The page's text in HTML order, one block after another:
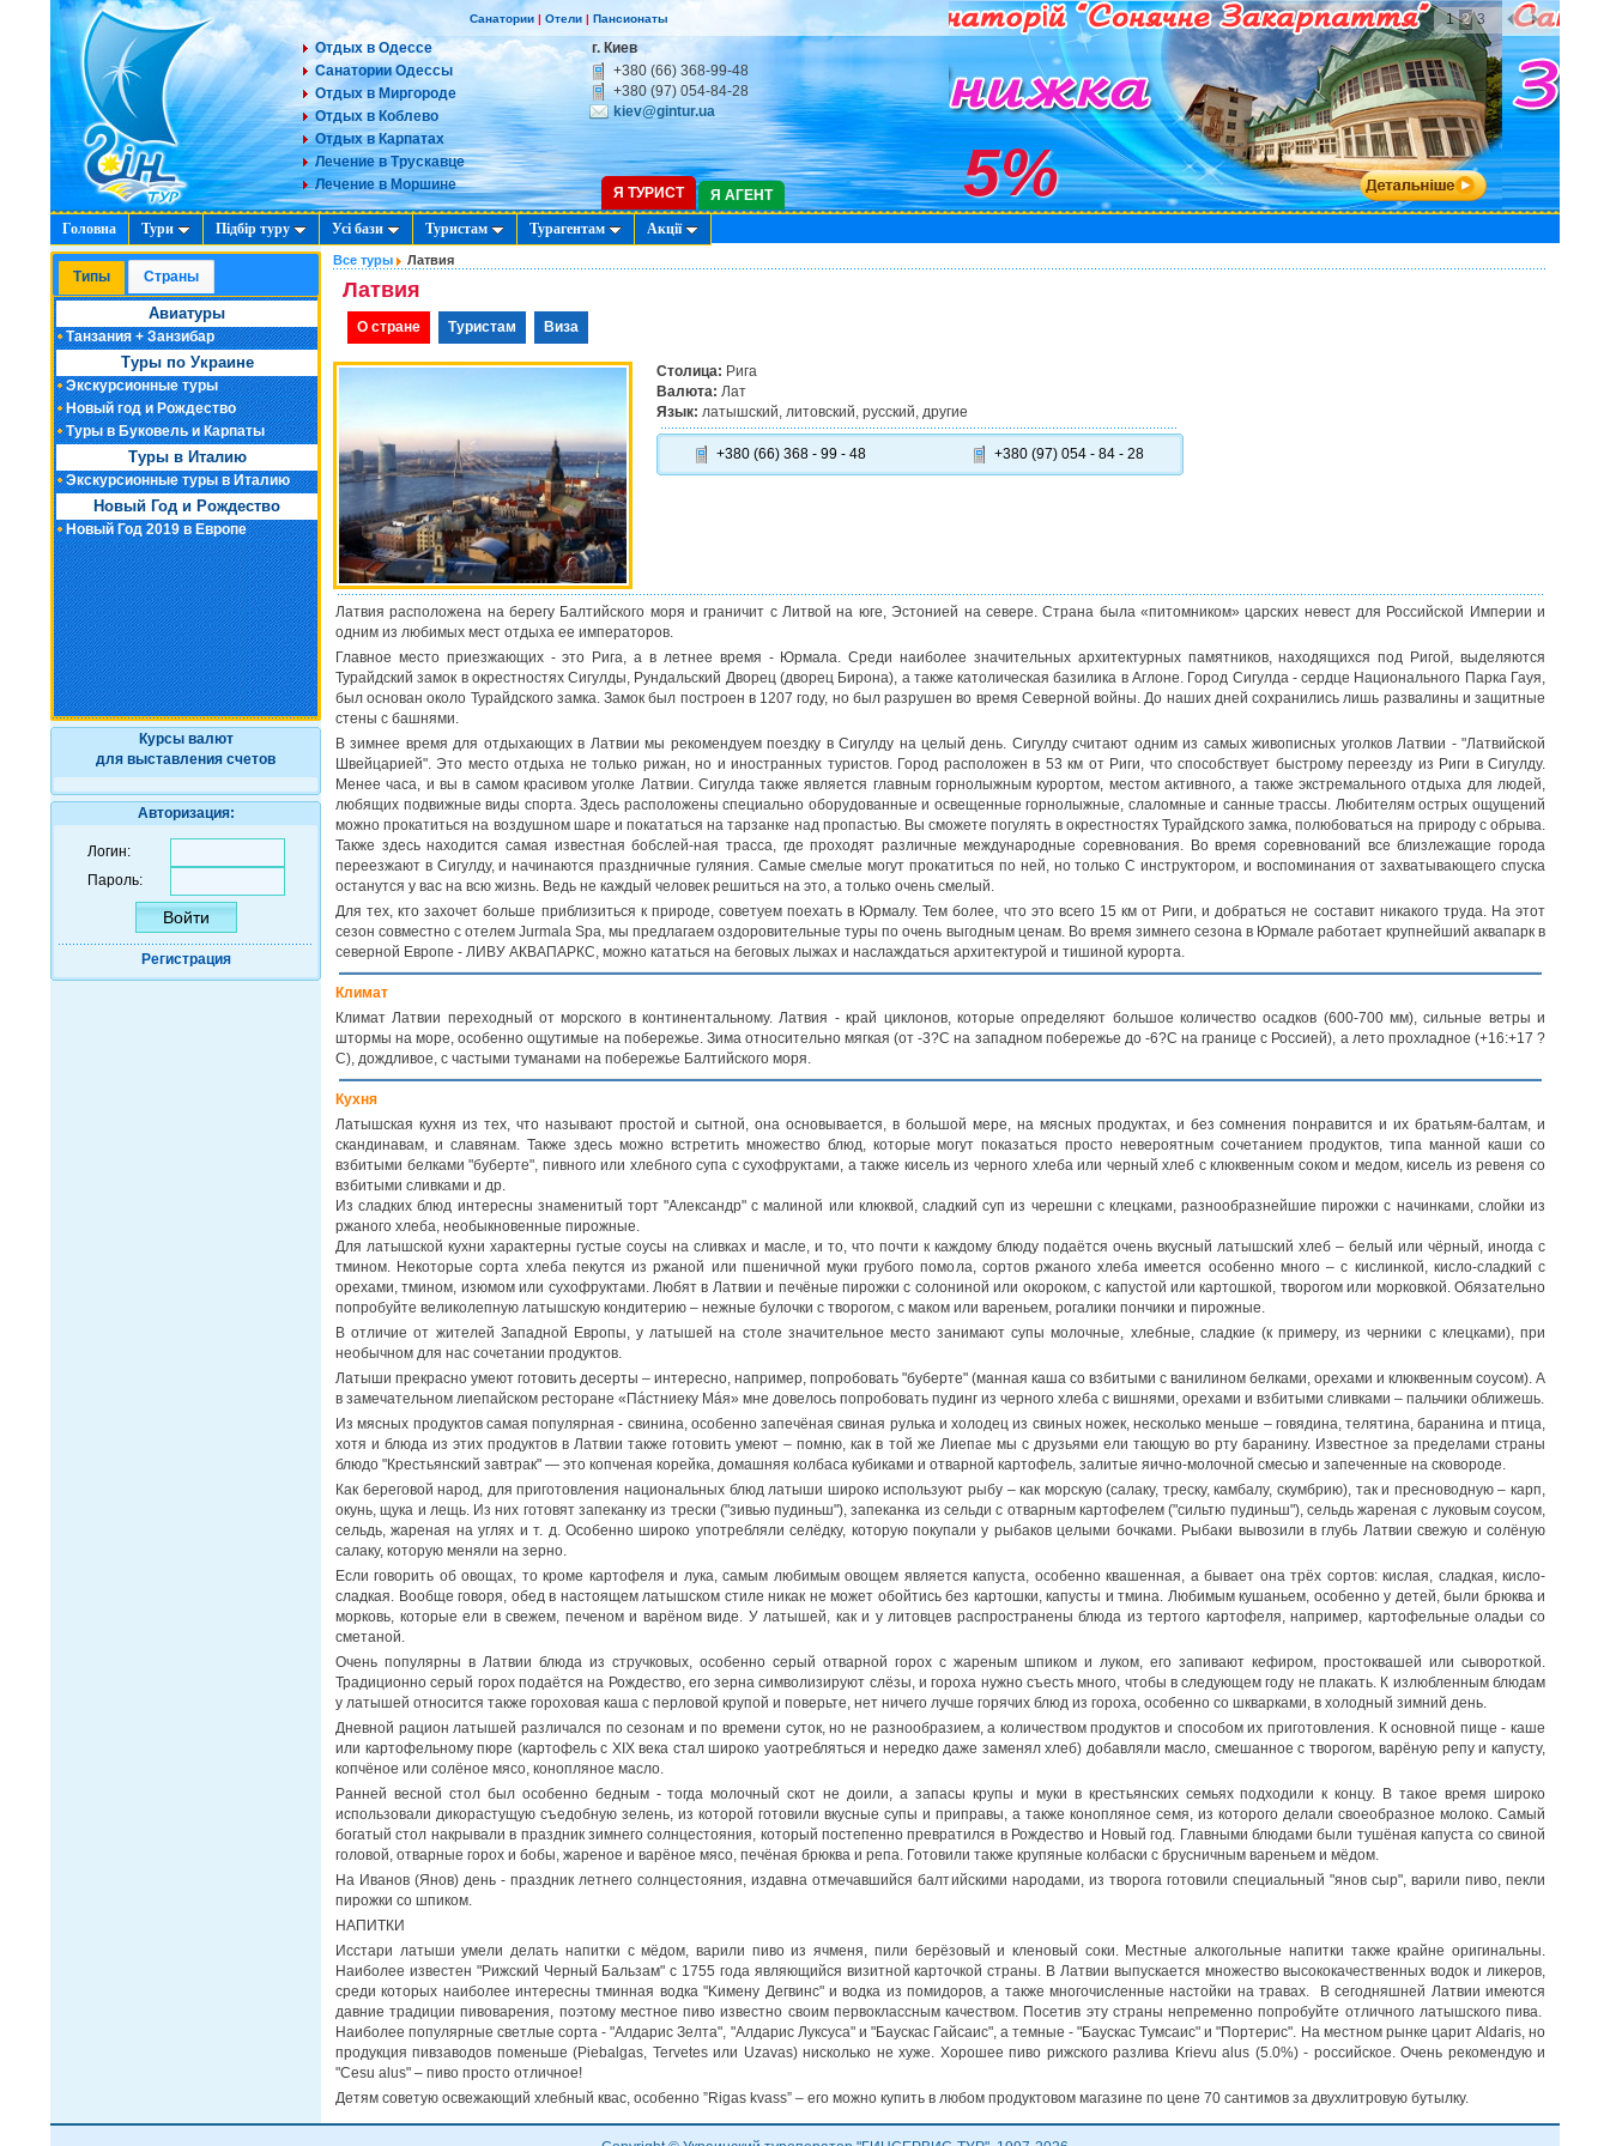
Санатории | Отели | Пансионаты
Я ТУРИСТ Я АГЕНТ
Отдых в Одессе
Санатории Одессы
Отдых в Миргороде
Отдых в Коблево
Отдых в Карпатах
Лечение в Трускавце
Лечение в Моршине
г. Киев
+380 (66) 368-99-48
+380 (97) 054-84-28
kiev@gintur.ua
5%
1 2 3
Головна Тури Підбір туру Усі бази Туристам Турагентам Акції
Типы Cтраны
Авиатуры
Танзания + Занзибар
Туры по Украине
Экскурсионные туры
Новый год и Рождество
Туры в Буковель и Карпаты
Туры в Италию
Экскурсионные туры в Италию
Новый Год и Рождество
Новый Год 2019 в Европе
Курсы валют
для выставления счетов
Авторизация:
Логин:
Пароль:
Регистрация
Все туры Латвия
Латвия
О стране Туристам Виза
Столица: Рига
Валюта: Лат
Язык: латышский, литовский, русский, другие
+380 (66) 368 - 99 - 48 +380 (97) 054 - 84 - 28
Латвия расположена на берегу Балтийского моря и граничит с Литвой на юге, Эстонией на севере. Страна была «питомником» царских невест для Российской Империи и
одним из любимых мест отдыха ее императоров.
Главное место приезжающих - это Рига, а в летнее время - Юрмала. Среди наиболее значительных архитектурных памятников, находящихся под Ригой, выделяются
Турайдский замок в окрестностях Сигулды, Рундальский Дворец (дворец Бирона), а также католическая базилика в Аглоне. Город Сигулда - сердце Национального Парка Гауя,
был основан около Турайдского замка. Замок был построен в 1207 году, но был разрушен во время Северной войны. До наших дней сохранились лишь развалины и защитные
стены с башнями.
В зимнее время для отдыхающих в Латвии мы рекомендуем поездку в Сигулду на целый день. Сигулду считают одним из самых живописных уголков Латвии - "Латвийской
Швейцарией". Это место отдыха не только рижан, но и иностранных туристов. Город расположен в 53 км от Риги, что способствует быстрому переезду из Риги в Сигулду.
Менее часа, и вы в самом красивом уголке Латвии. Сигулда также является главным горнолыжным курортом, местом активного, а также экстремального отдыха для людей,
любящих подвижные виды спорта. Здесь расположены специально оборудованные и освещенные горнолыжные, слаломные и санные трассы. Любителям острых ощущений
можно прокатиться на воздушном шаре и покататься на тарзанке над пропастью. Вы сможете погулять в окрестностях Турайдского замка, полюбоваться на природу с обрыва.
Также здесь находится самая известная бобслей-ная трасса, где проходят различные международные соревнования. Во время соревнований все близлежащие города
переезжают в Сигулду, и начинаются праздничные гуляния. Самые смелые могут прокатиться по ней, но только С инструктором, и воспоминания от захватывающего спуска
останутся у вас на всю жизнь. Ведь не каждый человек решиться на это, а только очень смелый.
Для тех, кто захочет больше приблизиться к природе, советуем поехать в Юрмалу. Тем более, что это всего 15 км от Риги, и добраться не составит никакого труда. На этот
сезон совместно с отелем Jurmala Spa, мы предлагаем оздоровительные туры по очень выгодным ценам. Во время зимнего сезона в Юрмале работает крупнейший аквапарк в
северной Европе - ЛИВУ АКВАПАРКС, можно кататься на беговых лыжах и наслаждаться архитектурой и тишиной курорта.
Климат
Климат Латвии переходный от морского в континентальному. Латвия - край циклонов, которые определяют большое количество осадков (600-700 мм), сильные ветры и
штормы на море, особенно ощутимые на побережье. Зима относительно мягкая (от -3?С на западном побережье до -6?С на границе с Россией), а лето прохладное (+16:+17 ?
С), дождливое, с частыми туманами на побережье Балтийского моря.
Кухня
Латышская кухня из тех, что называют простой и сытной, она основывается, в большой мере, на мясных продуктах, и без сомнения понравится и их братьям-балтам, и
скандинавам, и славянам. Также здесь можно встретить множество блюд, которые могут показаться просто невероятным сочетанием продуктов, типа манной каши со
взбитыми белками "буберте", пивного или хлебного супа с сухофруктами, а также кисель из черного хлеба или черный хлеб с клюквенным соком и медом, кисель из ревеня со
взбитыми сливками и др.
Из сладких блюд интересны знаменитый торт "Александр" с малиной или клюквой, сладкий суп из черешни с клецками, разнообразнейшие пирожки с начинками, слойки из
ржаного хлеба, необыкновенные пирожные.
Для латышской кухни характерны густые соусы на сливках и масле, и то, что почти к каждому блюду подаётся очень вкусный латышский хлеб – белый или чёрный, иногда с
тмином. Некоторые сорта хлеба пекутся из ржаной или пшеничной муки грубого помола, сортов ржаного хлеба имеется особенно много – с кислинкой, кисло-сладкий с
орехами, тмином, изюмом или сухофруктами. Любят в Латвии и печёные пирожки с солониной или окороком, с капустой или картошкой, творогом или морковкой. Обязательно
попробуйте великолепную латышскую кондитерию – нежные булочки с творогом, с маком или вареньем, рогалики пончики и пирожные.
В отличие от жителей Западной Европы, у латышей на столе значительное место занимают супы молочные, хлебные, сладкие (к примеру, из черники с клецками), при
необычном для нас сочетании продуктов.
Латыши прекрасно умеют готовить десерты – интересно, например, попробовать "буберте" (манная каша со взбитыми с ванилином белками, орехами и клюквенным соусом). А
в замечательном лиепайском ресторане «Пáстниеку Мáя» мне довелось попробовать пудинг из черного хлеба с вишнями, орехами и взбитыми сливками – пальчики оближешь.
Из мясных продуктов самая популярная - свинина, особенно запечёная свиная рулька и холодец из свиных ножек, несколько меньше – говядина, телятина, баранина и птица,
хотя и блюда из этих продуктов в Латвии также готовить умеют – помню, как в той же Лиепае мы с друзьями ели тающую во рту баранину. Известное за пределами страны
блюдо "Крестьянский завтрак" — это копченая корейка, домашняя колбаса кубиками и отварной картофель, залитые яично-молочной смесью и запеченные на сковороде.
Как береговой народ, для приготовления национальных блюд латыши широко используют рыбу – как морскую (салаку, треску, камбалу, скумбрию), так и пресноводную – карп,
окунь, щука и лещь. Из них готовят запеканку из трески ("зивью пудиньш"), запеканка из сельди с отварным картофелем ("сильтю пудиньш"), сельдь жареная с луковым соусом,
сельдь, жареная на углях и т. д. Особенно широко употребляли селёдку, которую покупали у рыбаков целыми бочками. Рыбаки вывозили в глубь Латвии свежую и солёную
салаку, которую меняли на зерно.
Если говорить об овощах, то кроме картофеля и лука, самым любимым овощем является капуста, особенно квашенная, а бывает она трёх сортов: кислая, сладкая, кисло-
сладкая. Вообще говоря, обед в настоящем латышском стиле никак не может обойтись без картошки, капусты и тмина. Любимым кушаньем, особенно у детей, были брюква и
морковь, которые ели в свежем, печеном и варёном виде. У латышей, как и у литовцев распространены блюда из тертого картофеля, например, картофельные оладьи со
сметаной.
Очень популярны в Латвии блюда из стручковых, особенно серый отварной горох с жареным шпиком и луком, его запивают кефиром, простоквашей или сывороткой.
Традиционно серый горох подаётся на Рождество, его зерна символизируют слёзы, и гороха нужно съесть много, чтобы в следующем году не плакать. К излюбленным блюдам
у латышей относится также гороховая каша с перловой крупой и поверьте, нет ничего лучше горячих блюд из гороха, особенно со шкварками, в холодный зимний день.
Дневной рацион латышей различался по сезонам и по времени суток, но не разнообразием, а количеством продуктов и способом их приготовления. К основной пище - каше
или картофельному пюре (картофель с XIX века стал широко уаотребляться и нередко даже заменял хлеб) добавляли масло, смешанное с творогом, варёную репу и капусту,
копчёное или солёное мясо, конопляное масло.
Ранней весной стол был особенно бедным - тогда молочный скот не доили, а запасы крупы и муки в крестьянских семьях подходили к концу. В такое время широко
использовали дикорастущую съедобную зелень, из которой готовили вкусные супы и приправы, а также конопляное семя, из которого делали своеобразное молоко. Самый
богатый стол накрывали в праздник зимнего солнцестояния, который постепенно превратился в Рождество и Новый год. Главными блюдами были тушёная капуста со свиной
головой, отварные горох и бобы, жареное и варёное мясо, печёная брюква и репа. Готовили также крупяные колбаски с брусничным вареньем и мёдом.
На Иванов (Янов) день - праздник летнего солнцестояния, издавна отмечавшийся балтийскими народами, из творога готовили специальный "янов сыр", варили пиво, пекли
пирожки со шпиком.
НАПИТКИ
Исстари латыши умели делать напитки с мёдом, варили пиво из ячменя, пили берёзовый и кленовый соки. Местные алкогольные напитки также крайне оригинальны.
Наиболее известен "Рижский Черный Бальзам" с 1755 года являющийся визитной карточкой страны. В Латвии выпускается множество высококачественных водок и ликеров,
среди которых наиболее интересны тминная водка "Kимену Дегвинс" и водка из помидоров, а также многочисленные настойки на травах. В сегодняшней Латвии имеются
давние традиции пивоварения, поэтому местное пиво известно своим первоклассным качеством. Посетив эту страны непременно попробуйте отличного латышского пива.
Наиболее популярные светлые сорта - "Алдарис Зелта", "Алдарис Луксуса" и "Баускас Гайсаис", а темные - "Баускас Tумсаис" и "Портерис". На местном рынке царит Aldaris, но
продукция пивзаводов поменьше (Piebalgas, Tervetes или Uzavas) нисколько не хуже. Хорошее пиво рижского разлива Krievu alus (5.0%) - российское. Очень рекомендую и
"Cesu alus" – пиво просто отличное!
Детям советую освежающий хлебный квас, особенно ”Rigas kvass” – его можно купить в любом продуктовом магазине по цене 70 сантимов за двухлитровую бутылку.